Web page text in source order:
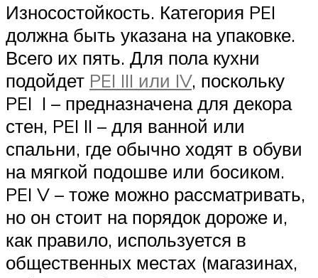
Износостойкость. Категория PEI
должна быть указана на упаковке.
Всего их пять. Для пола кухни
подойдет PEI III или IV, поскольку
PEI I – предназначена для декора
стен, PEI II – для ванной или
спальни, где обычно ходят в обуви
на мягкой подошве или босиком.
PEI V – тоже можно рассматривать,
но он стоит на порядок дороже и,
как правило, используется в
общественных местах (магазинах,